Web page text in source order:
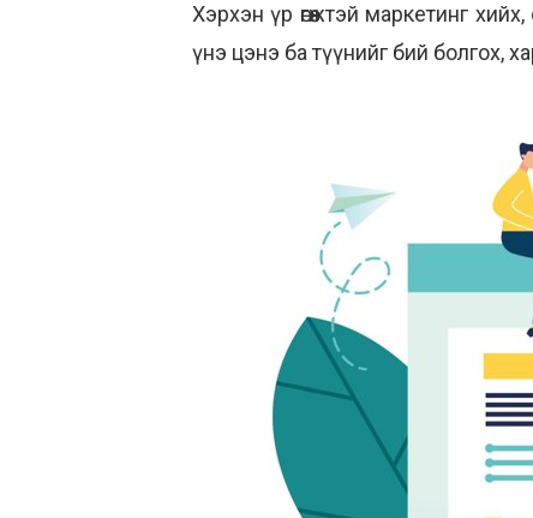
Хэрхэн үр өгөөжтэй маркетинг
үнэ цэнэ ба түүнийг бий болгох,